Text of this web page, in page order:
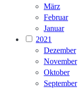
März
Februar
Januar
2021
Dezember
November
Oktober
September